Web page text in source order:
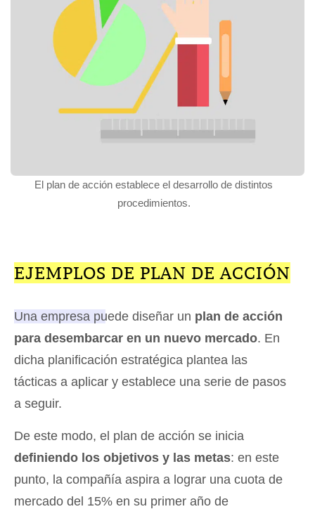
El plan de acción establece el desarrollo de distintos
procedimientos.
EJEMPLOS DE PLAN DE ACCIÓN
Una empresa puede diseñar un plan de acción
para desembarcar en un nuevo mercado. En
dicha planificación estratégica plantea las
tácticas a aplicar y establece una serie de pasos
a seguir.
De este modo, el plan de acción se inicia
definiendo los objetivos y las metas: en este
punto, la compañía aspira a lograr una cuota de
mercado del 15% en su primer año de